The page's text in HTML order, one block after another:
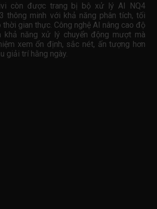
còn được trang bị bộ xử lý AI NQ4
thông minh với khả năng phân tích, tối
gian thực. Công nghệ AI nâng cao độ
khả năng xử lý chuyển động mượt mà
xem ổn định, sắc nét, ấn tượng hơn
giải trí hằng ngày.